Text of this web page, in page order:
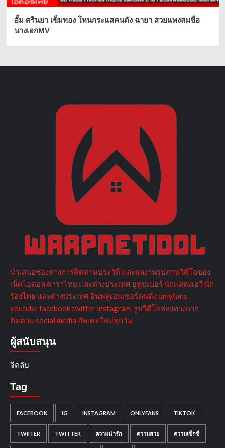
อั้ม ศรินยา เข็มทอง โหนกระแสคนดัง ฉายา สวยแพงสมชื่อ
นางเอกMV
นำเสนอช่องทางการติดตามประวัติ และผลงานรูปภาพวีดีโอของ
เน็ตไอดอล ดาราไทย และต่างประเทศ ยูทูปเปอร์ นักแสดงเอวี นัก
ร้องไทย และต่างประเทศ อินฟลูเอนเซอร์คนดัง onlyfans
youtube facebook twitter instagram รูปวีดีโอช่องทางการ
ติดตาม social media อัพเดทใหม่ทุกวัน
ผู้สนับสนุน
จีคลับ
Tag
FACEBOOK IG INSTAGRAM ONLYFANS TIKTOK
TWIITER TWITTER ความน่ารัก ความสวย ความเซ็กซี่